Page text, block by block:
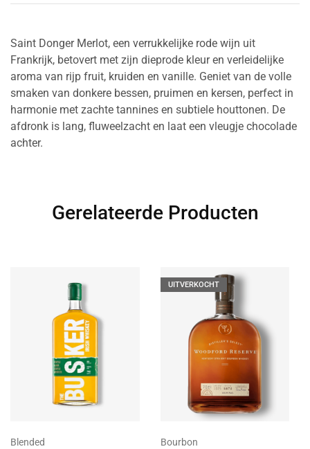
Saint Donger Merlot, een verrukkelijke rode wijn uit
Frankrijk, betovert met zijn dieprode kleur en verleidelijke
aroma van rijp fruit, kruiden en vanille. Geniet van de volle
smaken van donkere bessen, pruimen en kersen, perfect in
harmonie met zachte tannines en subtiele houttonen. De
afdronk is lang, fluweelzacht en laat een vleugje chocolade
achter.
Gerelateerde Producten
Blended
UITVERKOCHT
Bourbon